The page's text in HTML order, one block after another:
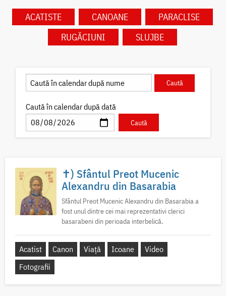
ACATISTE CANOANE
PARACLISE
RUGĂCIUNI
SLUJBE
Caută în calendar după dată
✝) Sfântul Preot Mucenic
Alexandru din Basarabia
Sfântul Preot Mucenic Alexandru din Basarabia a
fost unul dintre cei mai reprezentativi clerici
basarabeni din perioada interbelică.
Acatist Canon Viață Icoane
Video
Fotografii